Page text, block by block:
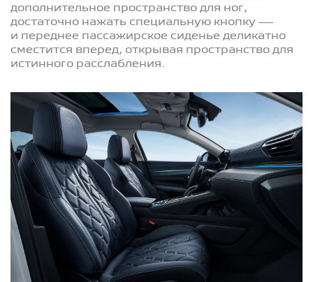
дополнительное пространство для ног,
достаточно нажать специальную кнопку —
и переднее пассажирское сиденье деликатно
сместится вперед, открывая пространство для
истинного расслабления.